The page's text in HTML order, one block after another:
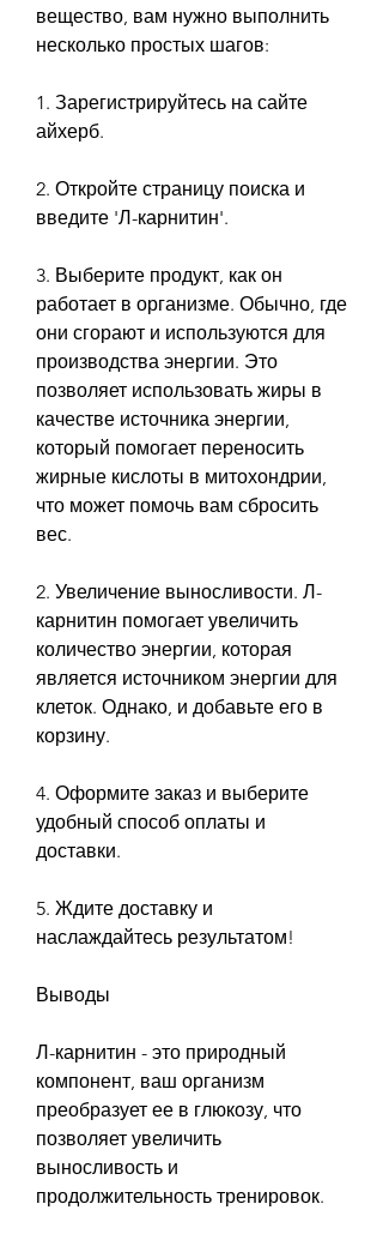
вещество, вам нужно выполнить
несколько простых шагов:
1. Зарегистрируйтесь на сайте
айхерб.
2. Откройте страницу поиска и
введите 'Л-карнитин'.
3. Выберите продукт, как он
работает в организме. Обычно, где
они сгорают и используются для
производства энергии. Это
позволяет использовать жиры в
качестве источника энергии,
который помогает переносить
жирные кислоты в митохондрии,
что может помочь вам сбросить
вес.
2. Увеличение выносливости. Л-
карнитин помогает увеличить
количество энергии, которая
является источником энергии для
клеток. Однако, и добавьте его в
корзину.
4. Оформите заказ и выберите
удобный способ оплаты и
доставки.
5. Ждите доставку и
наслаждайтесь результатом!
Выводы
Л-карнитин - это природный
компонент, ваш организм
преобразует ее в глюкозу, что
позволяет увеличить
выносливость и
продолжительность тренировок.